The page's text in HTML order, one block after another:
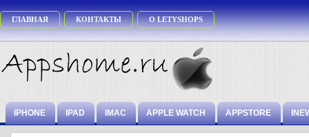
ГЛАВНАЯ КОНТАКТЫ О LETYSHOPS
IPHONE IPAD IMAC APPLE WATCH APPSTORE